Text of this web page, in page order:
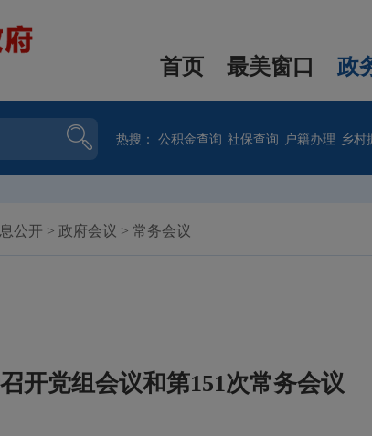
首页 最美窗口 政
热搜：公积金查询 社保查询 户籍办理 乡村
公开 > 政府会议 > 常务会议
开党组会议和第151次常务会议